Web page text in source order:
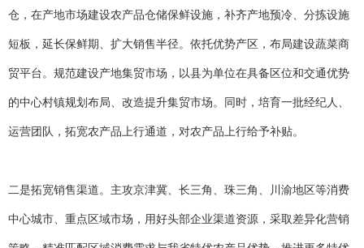
仓，在产地市场建设农产品仓储保鲜设施，补齐产地预冷、分拣设施
短板，延长保鲜期、扩大销售半径。依托优势产区，布局建设蔬菜商
贸平台。规范建设产地集贸市场，以县为单位在具备区位和交通优势
的中心村镇规划布局、改造提升集贸市场。同时，培育一批经纪人、
运营团队，拓宽农产品上行通道，对农产品上行给予补贴。
二是拓宽销售渠道。主攻京津冀、长三角、珠三角、川渝地区等消费
中心城市、重点区域市场，用好头部企业渠道资源，采取差异化营销